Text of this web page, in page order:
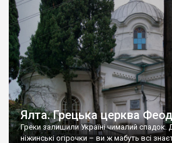
Ялта. Грецька церква
Греки залишили Україні чималий спадок.
ніжинські огірочки – ви ж мабуть всі